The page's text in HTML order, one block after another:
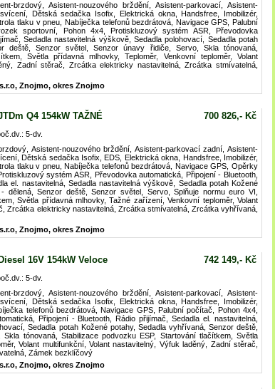
brzdový, Asistent-nouzového brždění, Asistent-parkovací, Asistent-
Dětská sedačka Isofix, Elektrická okna, Handsfree, Imobilizér,
tlaku v pneu, Nabíječka telefonů bezdrátová, Navigace GPS, Palubní
sportovní, Pohon 4x4, Protiskluzový systém ASR, Převodovka
Sedadla nastavitelná výškově, Sedadla polohovací, Sedadla potah
deště, Senzor světel, Senzor únavy řidiče, Servo, Skla tónovaná,
Světla přídavná mlhovky, Teploměr, Venkovní teploměr, Volant
Zadní stěrač, Zrcátka elektricky nastavitelná, Zrcátka stmívatelná,
Znojmo, okres Znojmo
Q4 154kW TAŽNÉ 700 826,- Kč
5-dv.
Asistent-nouzového brždění, Asistent-parkovací zadní, Asistent-
Dětská sedačka Isofix, EDS, Elektrická okna, Handsfree, Imobilizér,
tlaku v pneu, Nabíječka telefonů bezdrátová, Navigace GPS, Opěrky
systém ASR, Převodovka automatická, Připojení - Bluetooth,
el. nastavitelná, Sedadla nastavitelná výškově, Sedadla potah Kožené
dělená, Senzor deště, Senzor světel, Servo, Splňuje normu euro VI,
Světla přídavná mlhovky, Tažné zařízení, Venkovní teploměr, Volant
Zrcátka elektricky nastavitelná, Zrcátka stmívatelná, Zrcátka vyhřívaná,
Znojmo, okres Znojmo
16V 154kW Veloce 742 149,- Kč
5-dv.
brzdový, Asistent-nouzového brždění, Asistent-parkovací, Asistent-
Dětská sedačka Isofix, Elektrická okna, Handsfree, Imobilizér,
telefonů bezdrátová, Navigace GPS, Palubní počítač, Pohon 4x4,
Připojení - Bluetooth, Rádio přijímač, Sedadla el. nastavitelná,
Sedadla potah Kožené potahy, Sedadla vyhřívaná, Senzor deště,
tónovaná, Stabilizace podvozku ESP, Startování tlačítkem, Světla
Volant multifunkční, Volant nastavitelný, Výfuk laděný, Zadní stěrač,
Zámek bezklíčový
Znojmo, okres Znojmo